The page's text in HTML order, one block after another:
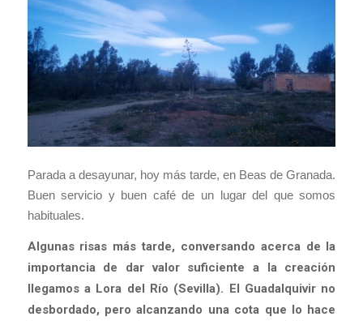
Parada a desayunar, hoy más tarde, en Beas de Granada.
Buen servicio y buen café de un lugar del que somos
habituales.
Algunas risas más tarde, conversando acerca de la
importancia de dar valor suficiente a la creación
llegamos a Lora del Río (Sevilla). El Guadalquivir no
desbordado, pero alcanzando una cota que lo hace